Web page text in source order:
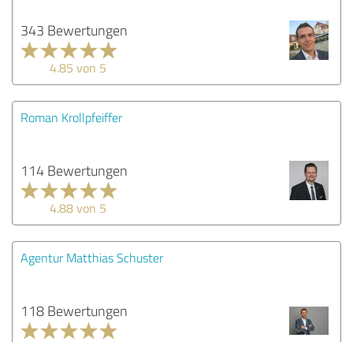
343 Bewertungen
4.85 von 5
Roman Krollpfeiffer
114 Bewertungen
4.88 von 5
Agentur Matthias Schuster
118 Bewertungen